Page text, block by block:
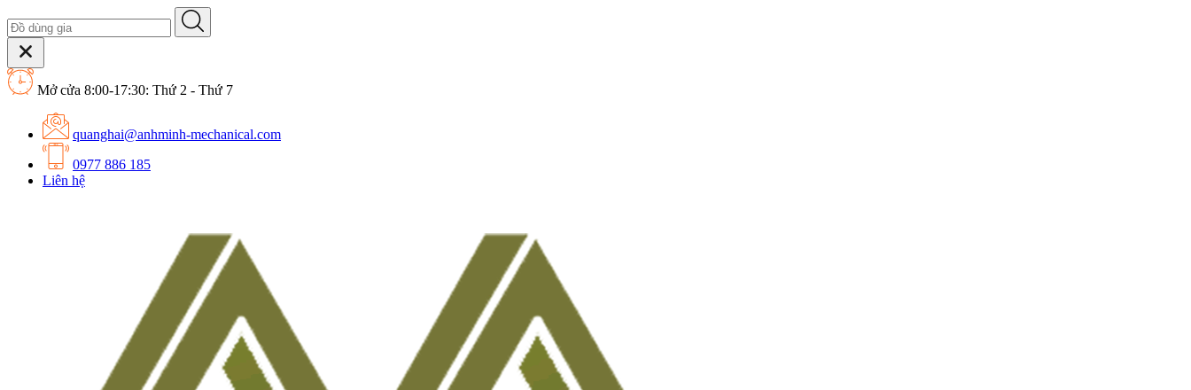
Mở cửa 8:00-17:30: Thứ 2 - Thứ 7
quanghai@anhminh-mechanical.com
0977 886 185
Liên hệ